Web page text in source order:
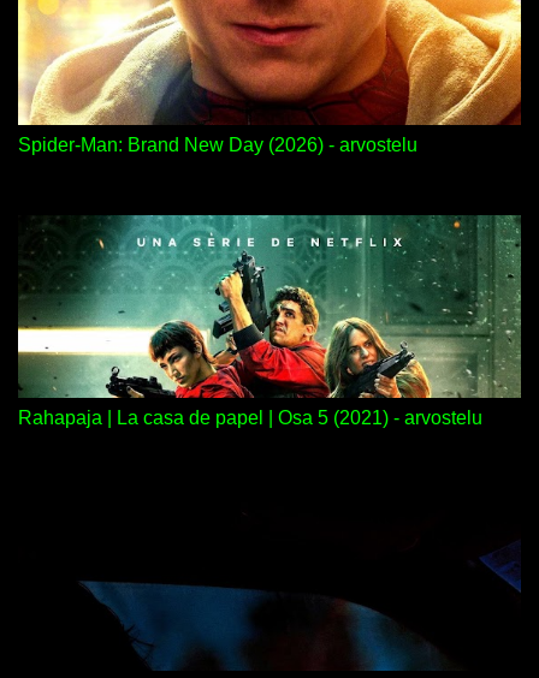
Spider-Man: Brand New Day (2026) - arvostelu
Rahapaja | La casa de papel | Osa 5 (2021) - arvostelu